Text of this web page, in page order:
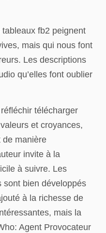
fb2 peignent
mais qui nous font
Les descriptions
qu’elles font oublier
télécharger
et croyances,
de manière
invite à la
à suivre. Les
sont bien développés
à la richesse de
mais la
Agent Provocateur